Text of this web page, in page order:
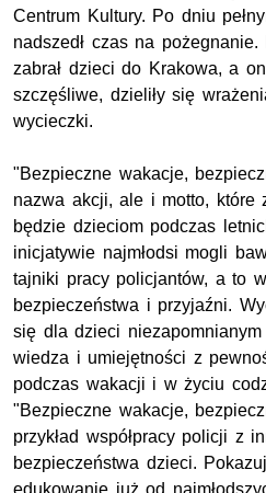
Centrum Kultury. Po dniu
nadszedł czas na
zabrał dzieci do Krakowa, a
szczęśliwe, dzieliły się
wycieczki.
"Bezpieczne wakacje,
nazwa akcji, ale i motto, które
będzie dzieciom podczas
inicjatywie najmłodsi mogli
tajniki pracy policjantów, a to
bezpieczeństwa i przyjaźni.
się dla dzieci
wiedza i umiejętności z
podczas wakacji i w życiu
"Bezpieczne wakacje,
przykład współpracy policji z
bezpieczeństwa dzieci.
edukowanie już od